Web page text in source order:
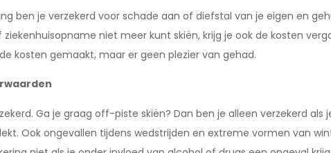
ben je verzekerd voor schade aan of diefstal van je eigen en
niet meer kunt skiën, krijg je ook de kosten
kosten gemaakt, maar er geen plezier van gehad.
Ga je graag off-piste skiën? Dan ben je alleen verzekerd
Ook ongevallen tijdens wedstrijden en extreme vormen van